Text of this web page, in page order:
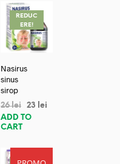
REDUC
ERE!
Nasirus
sinus
sirop
26lei 23
lei
ADD TO
CART